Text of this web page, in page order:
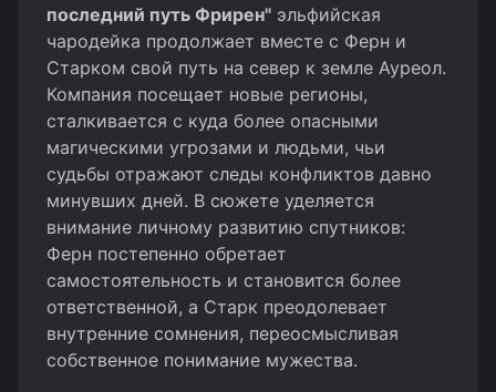
последний путь Фрирен" эльфийская
чародейка продолжает вместе с Ферн и
Старком свой путь на север к земле Ауреол.
Компания посещает новые регионы,
сталкивается с куда более опасными
магическими угрозами и людьми, чьи
судьбы отражают следы конфликтов давно
минувших дней. В сюжете уделяется
внимание личному развитию спутников:
Ферн постепенно обретает
самостоятельность и становится более
ответственной, а Старк преодолевает
внутренние сомнения, переосмысливая
собственное понимание мужества.